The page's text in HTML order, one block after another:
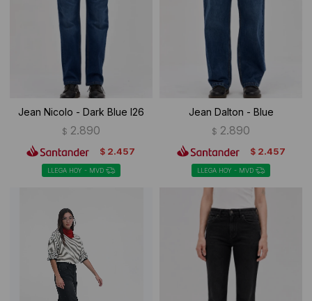
Jean Nicolo - Dark Blue I26
$ 2.890
$ 2.457
LLEGA HOY - MVD
Jean Dalton - Blue
$ 2.890
$ 2.457
LLEGA HOY - MVD
Ropa Interior
Canguros
Camperas
Buzos
Sherpas
Camisas y blusas